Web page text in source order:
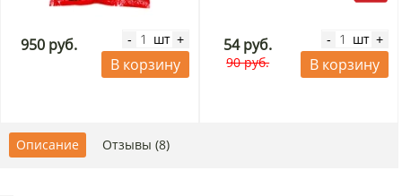
950 руб. - шт +
В корзину
54 руб.
90 руб.
- шт +
В корзину
Описание Отзывы (8)